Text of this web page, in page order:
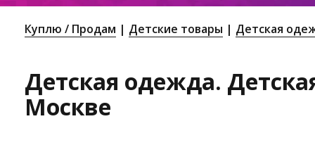
Куплю / Продам Детские товары Детская
Детская одежда.
Москве